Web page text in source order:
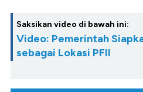
Saksikan video di bawah ini:
Video: Pemerintah
sebagai Lokasi PFII